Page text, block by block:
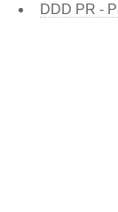
DDD PR -